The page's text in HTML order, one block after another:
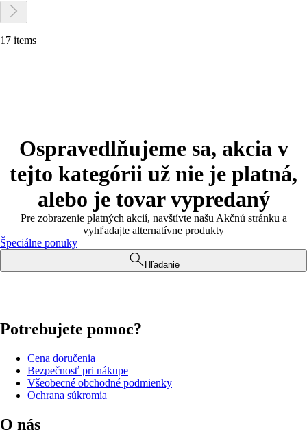
17 items
Ospravedlňujeme sa, akcia v
tejto kategórii už nie je platná,
alebo je tovar vypredaný
Pre zobrazenie platných akcií, navštívte našu Akčnú stránku a
vyhľadajte alternatívne produkty
Špeciálne ponuky
Hľadanie
Potrebujete pomoc?
Cena doručenia
Bezpečnosť pri nákupe
Všeobecné obchodné podmienky
Ochrana súkromia
O nás